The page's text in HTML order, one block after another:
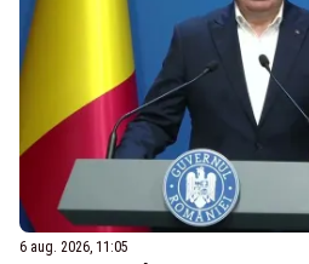
6 aug. 2026, 11:05